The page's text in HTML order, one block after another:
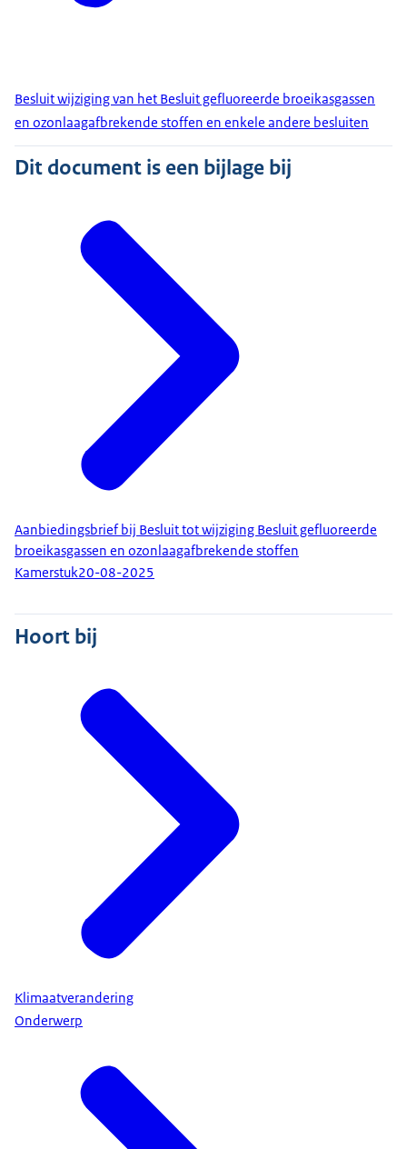
Besluit wijziging van het Besluit gefluoreerde broeikasgassen
en ozonlaagafbrekende stoffen en enkele andere besluiten
Dit document is een bijlage bij
Aanbiedingsbrief bij Besluit tot wijziging Besluit gefluoreerde
broeikasgassen en ozonlaagafbrekende stoffen
Kamerstuk20-08-2025
Hoort bij
Klimaatverandering
Onderwerp